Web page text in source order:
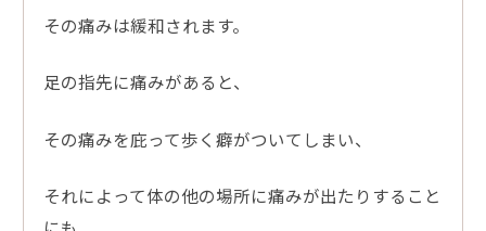
その痛みは緩和されます。
足の指先に痛みがあると、
その痛みを庇って歩く癖がついてしまい、
それによって体の他の場所に痛みが出たりすること